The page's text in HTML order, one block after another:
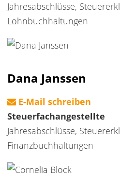
Jahresabschlüsse,
Lohnbuchhaltungen
Dana Janssen
E-Mail schreiben
Steuerfachangestellte
Jahresabschlüsse,
Finanzbuchhaltungen